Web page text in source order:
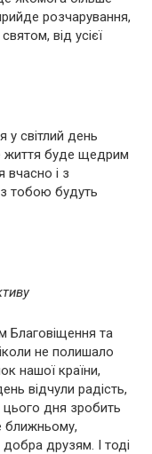
розчарування,
від усієї
світлий день
життя буде щедрим
вчасно і з
тобою будуть
Благовіщення та
не полишало
нашої країни,
відчули радість,
дня зробить
ближньому,
друзям. І тоді